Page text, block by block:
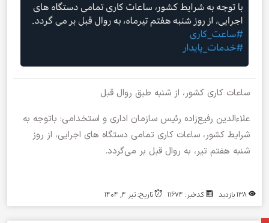
ساعات کاری کشور، از شنبه طبق روال قبل
علاء‌الدین رفیع‌زاده رئیس سازمان اداری و استخدامی: باتوجه به
شرایط کشور، ساعات کاری تمامی دستگاه های اجرایی، از روز
شنبه هفتم تیر، به روال قبل بر می‌گردد.
کدخبر: 11674 تاریخ: تیر 4, 1404